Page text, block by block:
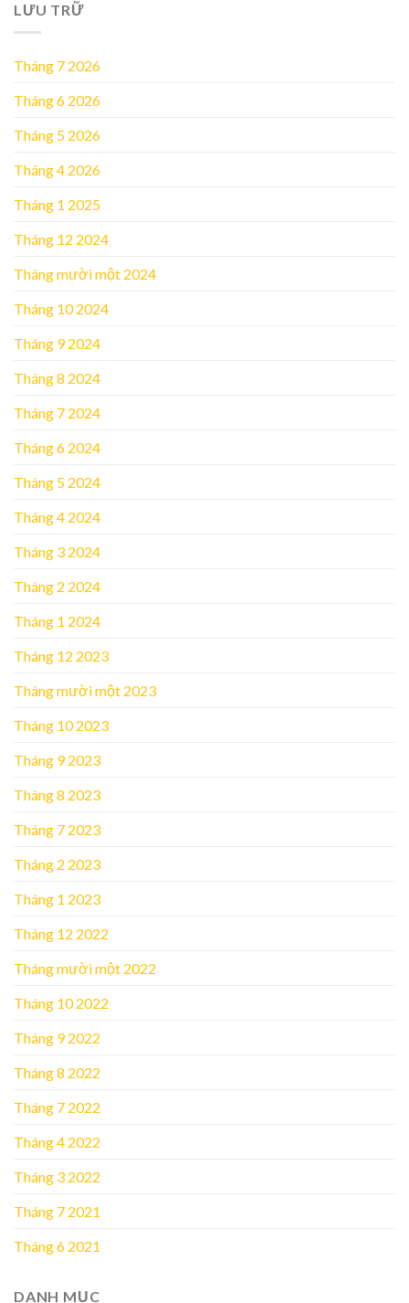
LƯU TRỮ
Tháng 7 2026
Tháng 6 2026
Tháng 5 2026
Tháng 4 2026
Tháng 1 2025
Tháng 12 2024
Tháng mười một 2024
Tháng 10 2024
Tháng 9 2024
Tháng 8 2024
Tháng 7 2024
Tháng 6 2024
Tháng 5 2024
Tháng 4 2024
Tháng 3 2024
Tháng 2 2024
Tháng 1 2024
Tháng 12 2023
Tháng mười một 2023
Tháng 10 2023
Tháng 9 2023
Tháng 8 2023
Tháng 7 2023
Tháng 2 2023
Tháng 1 2023
Tháng 12 2022
Tháng mười một 2022
Tháng 10 2022
Tháng 9 2022
Tháng 8 2022
Tháng 7 2022
Tháng 4 2022
Tháng 3 2022
Tháng 7 2021
Tháng 6 2021
DANH MỤC